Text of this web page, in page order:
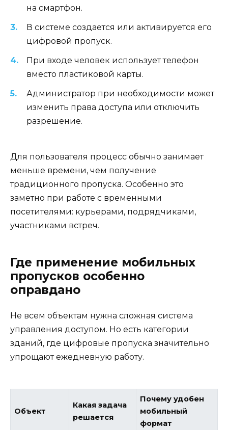
на смартфон.
В системе создается или активируется его
цифровой пропуск.
При входе человек использует телефон
вместо пластиковой карты.
Администратор при необходимости может
изменить права доступа или отключить
разрешение.
Для пользователя процесс обычно занимает
меньше времени, чем получение
традиционного пропуска. Особенно это
заметно при работе с временными
посетителями: курьерами, подрядчиками,
участниками встреч.
Где применение мобильных
пропусков особенно
оправдано
Не всем объектам нужна сложная система
управления доступом. Но есть категории
зданий, где цифровые пропуска значительно
упрощают ежедневную работу.
Объект
Какая задача
решается
Почему удобен
мобильный
формат